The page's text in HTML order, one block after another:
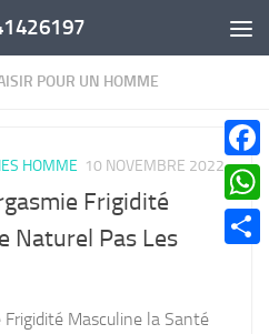
POUR UN HOMME
HOMME 10 NOVEMBRE 2022
Frigidité
Naturel Pas Les
Masculine la Santé